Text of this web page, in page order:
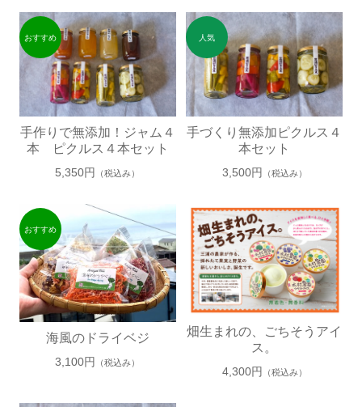
大根
浅漬けたくあん
かぼちゃ
夏だより
手作りで無添加！ジャム４
本 ピクルス４本セット
5,350円 （税込み）
手づくり無添加ピクルス４
本セット
3,500円 （税込み）
海風のドライベジ
3,100円 （税込み）
畑生まれの、ごちそうアイ
ス。
4,300円 （税込み）